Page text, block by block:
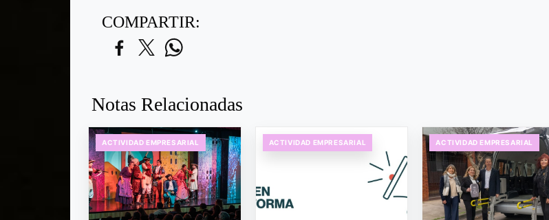
COMPARTIR:
Notas Relacionadas
ACTIVIDAD EMPRESARIAL ACTIVIDAD EMPRESARIAL ACTIVIDAD EMPRESARIAL